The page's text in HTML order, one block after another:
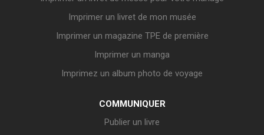
Imprimer un livret de mon musée
Imprimer un magazine TPE de première
Imprimer un manga
Imprimez un album photo de voyage
COMMUNIQUER
Publier un livre